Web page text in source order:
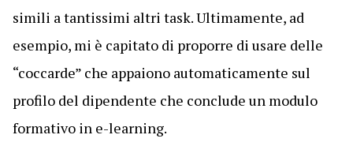
simili a tantissimi altri task. Ultimamente, ad
esempio, mi è capitato di proporre di usare delle
“coccarde” che appaiono automaticamente sul
profilo del dipendente che conclude un modulo
formativo in e-learning.